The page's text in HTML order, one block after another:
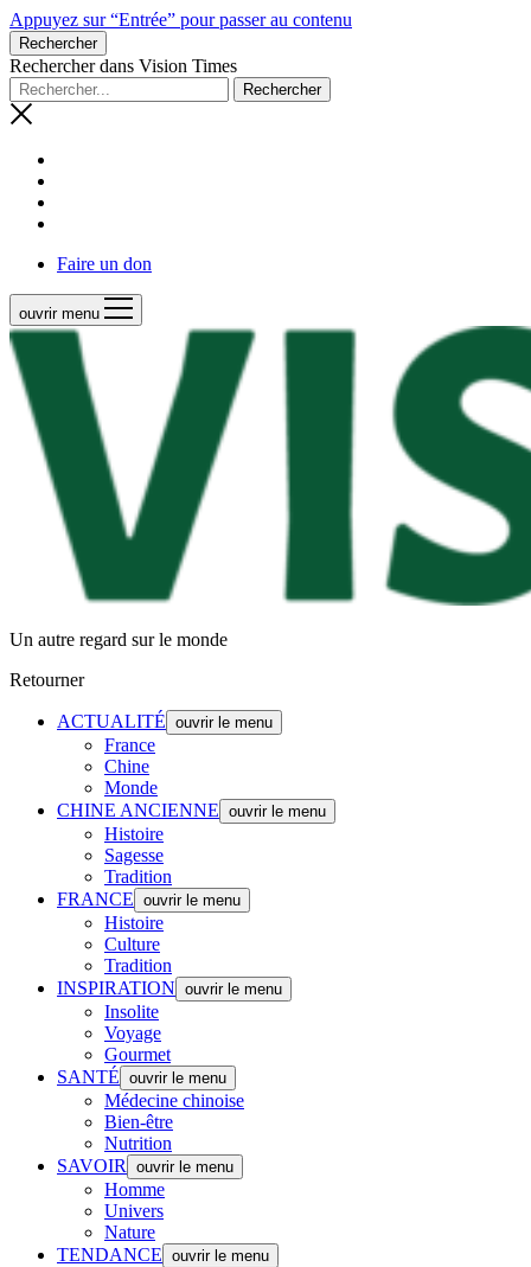
Appuyez sur “Entrée” pour passer au contenu
Rechercher
Rechercher dans Vision Times
Faire un don
ouvrir menu
Un autre regard sur le monde
Retourner
ACTUALITÉ ouvrir le menu
France
Chine
Monde
CHINE ANCIENNE ouvrir le menu
Histoire
Sagesse
Tradition
FRANCE ouvrir le menu
Histoire
Culture
Tradition
INSPIRATION ouvrir le menu
Insolite
Voyage
Gourmet
SANTÉ ouvrir le menu
Médecine chinoise
Bien-être
Nutrition
SAVOIR
ouvrir le menu
Homme
Univers
Nature
TENDANCE ouvrir le menu